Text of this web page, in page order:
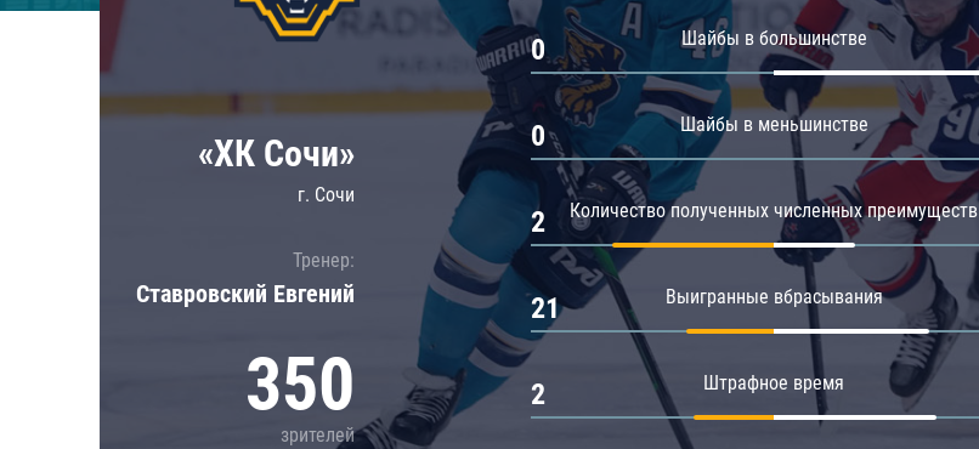
Локомотив
ЦСКА
Шанхайские Драконы
Амур
Барыс
Салават Юлаев
«ХК Сочи»
г. Сочи
Тренер:
Ставровский Евгений
350
зрителей
Шайбы в большинстве
0
Шайбы в меньшинстве
0
Количество полученных численных преимуществ
2
Выигранные вбрасывания
21
Штрафное время
2